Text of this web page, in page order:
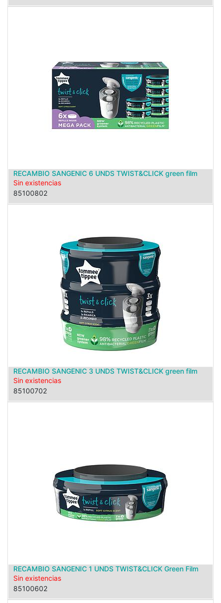
RECAMBIO SANGENIC 6 UNDS TWIST&CLICK green film
Sin existencias
85100802
RECAMBIO SANGENIC 3 UNDS TWIST&CLICK green film
Sin existencias
85100702
RECAMBIO SANGENIC 1 UNDS TWIST&CLICK Green Film
Sin existencias
85100602